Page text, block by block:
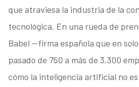
que atraviesa la industria de la
tecnológica. En una rueda de
Babel —firma española que en
pasado de 750 a más de 3.300
cómo la inteligencia artificial no es